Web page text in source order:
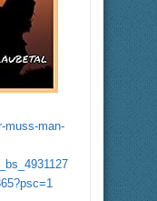
muss-man-